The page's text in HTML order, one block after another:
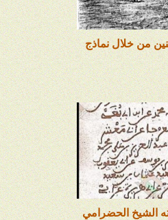
من خلال نماذج
الشيخ الحضرامي